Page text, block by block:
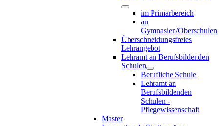
im Primarbereich
an
Gymnasien/Oberschulen
Überschneidungsfreies
Lehrangebot
Lehramt an Berufsbildenden
Schulen
Berufliche Schule
Lehramt an
Berufsbildenden
Schulen -
Pflegewissenschaft
Master